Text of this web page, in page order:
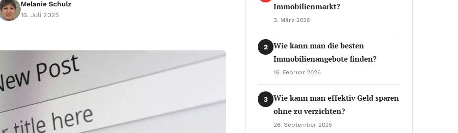
Melanie Schulz
16. Juli 2025
Immobilienmarkt?
3. März 2026
2
Wie kann man die besten
Immobilienangebote finden?
16. Februar 2026
3
Wie kann man effektiv Geld sparen
ohne zu verzichten?
26. September 2025